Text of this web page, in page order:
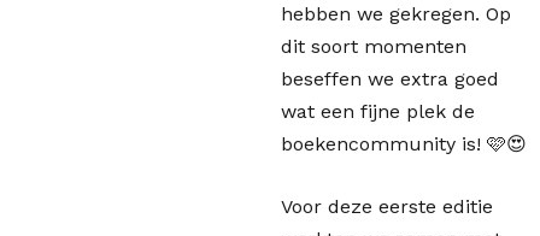
hebben we gekregen. Op
dit soort momenten
beseffen we extra goed
wat een fijne plek de
boekencommunity is! 🩷😍
Voor deze eerste editie